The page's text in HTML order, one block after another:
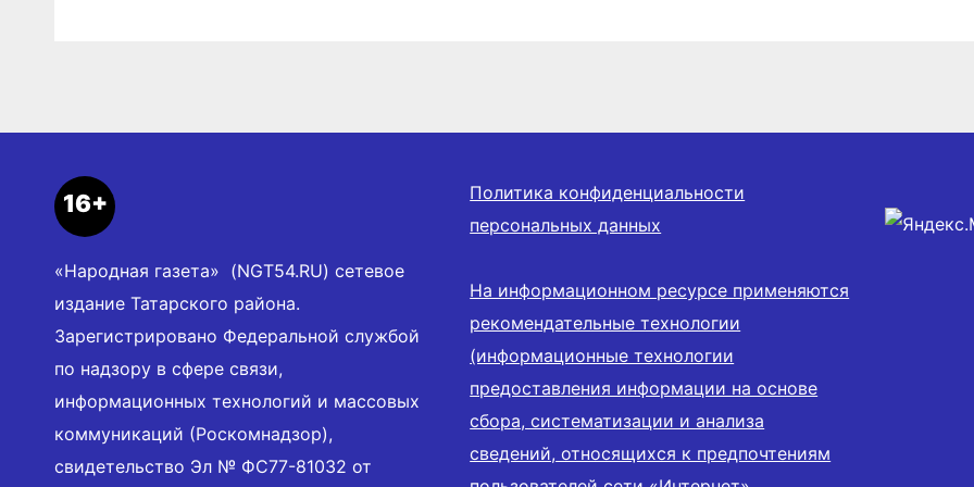
16+
«Народная газета» (NGT54.RU) сетевое
издание Татарского района.
Зарегистрировано Федеральной службой
по надзору в сфере связи,
информационных технологий и массовых
коммуникаций (Роскомнадзор),
свидетельство Эл № ФС77-81032 от
Политика конфиденциальности
персональных данных
На информационном ресурсе применяются
рекомендательные технологии
(информационные технологии
предоставления информации на основе
сбора, систематизации и анализа
сведений, относящихся к предпочтениям